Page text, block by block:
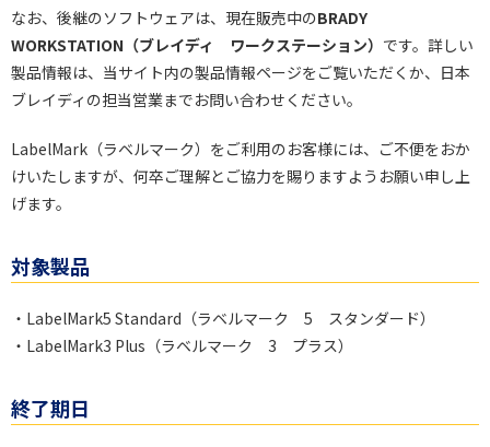
なお、後継のソフトウェアは、現在販売中のBRADY
WORKSTATION（ブレイディ ワークステーション） です。詳しい
製品情報は、当サイト内の製品情報ページをご覧いただくか、日本
ブレイディの担当営業までお問い合わせください。
LabelMark（ラベルマーク）をご利用のお客様には、ご不便をおか
けいたしますが、何卒ご理解とご協力を賜りますようお願い申し上
げます。
対象製品
・LabelMark5 Standard（ラベルマーク 5 スタンダード）
・LabelMark3 Plus（ラベルマーク 3 プラス）
終了期日